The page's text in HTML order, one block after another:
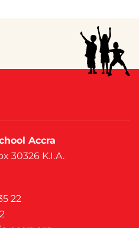
Accra
30326 K.I.A.
22